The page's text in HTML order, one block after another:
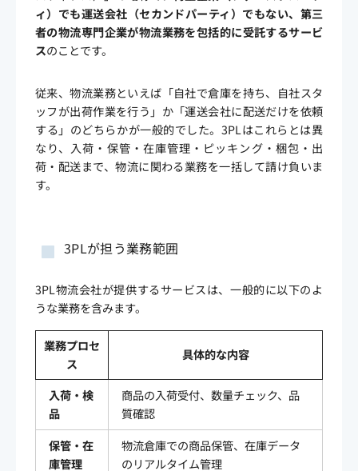
ィ）でも運送会社（セカンドパーティ）でもない、第三
者の物流専門企業が物流業務を包括的に受託するサービ
スのことです。
従来、物流業務といえば「自社で倉庫を持ち、自社スタ
ッフが出荷作業を行う」か「運送会社に配送だけを依頼
する」のどちらかが一般的でした。3PLはこれらとは異
なり、入荷・保管・在庫管理・ピッキング・梱包・出
荷・配送まで、物流に関わる業務を一括して請け負いま
す。
3PLが担う業務範囲
3PL物流会社が提供するサービスは、一般的に以下のよ
うな業務を含みます。
業務プロセ
ス
具体的な内容
入荷・検
品
商品の入荷受付、数量チェック、品
質確認
保管・在
庫管理
物流倉庫での商品保管、在庫データ
のリアルタイム管理